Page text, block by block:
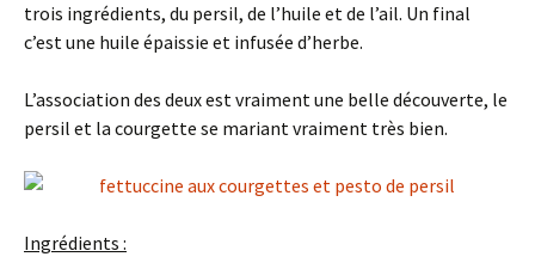
trois ingrédients, du persil, de l’huile et de l’ail. Un final
c’est une huile épaissie et infusée d’herbe.
L’association des deux est vraiment une belle découverte, le
persil et la courgette se mariant vraiment très bien.
Ingrédients :